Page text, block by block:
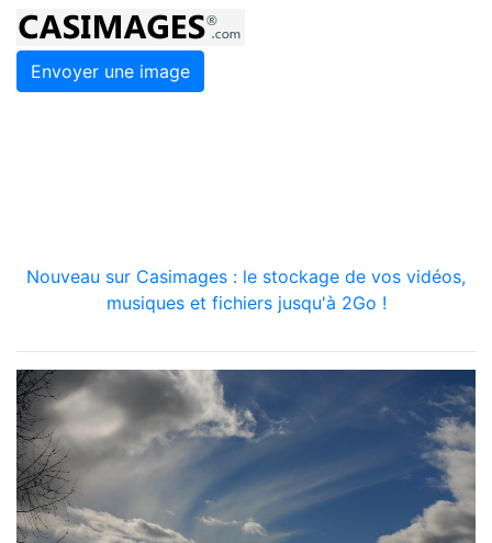
Envoyer une image
Nouveau sur Casimages : le stockage de vos vidéos,
musiques et fichiers jusqu'à 2Go !